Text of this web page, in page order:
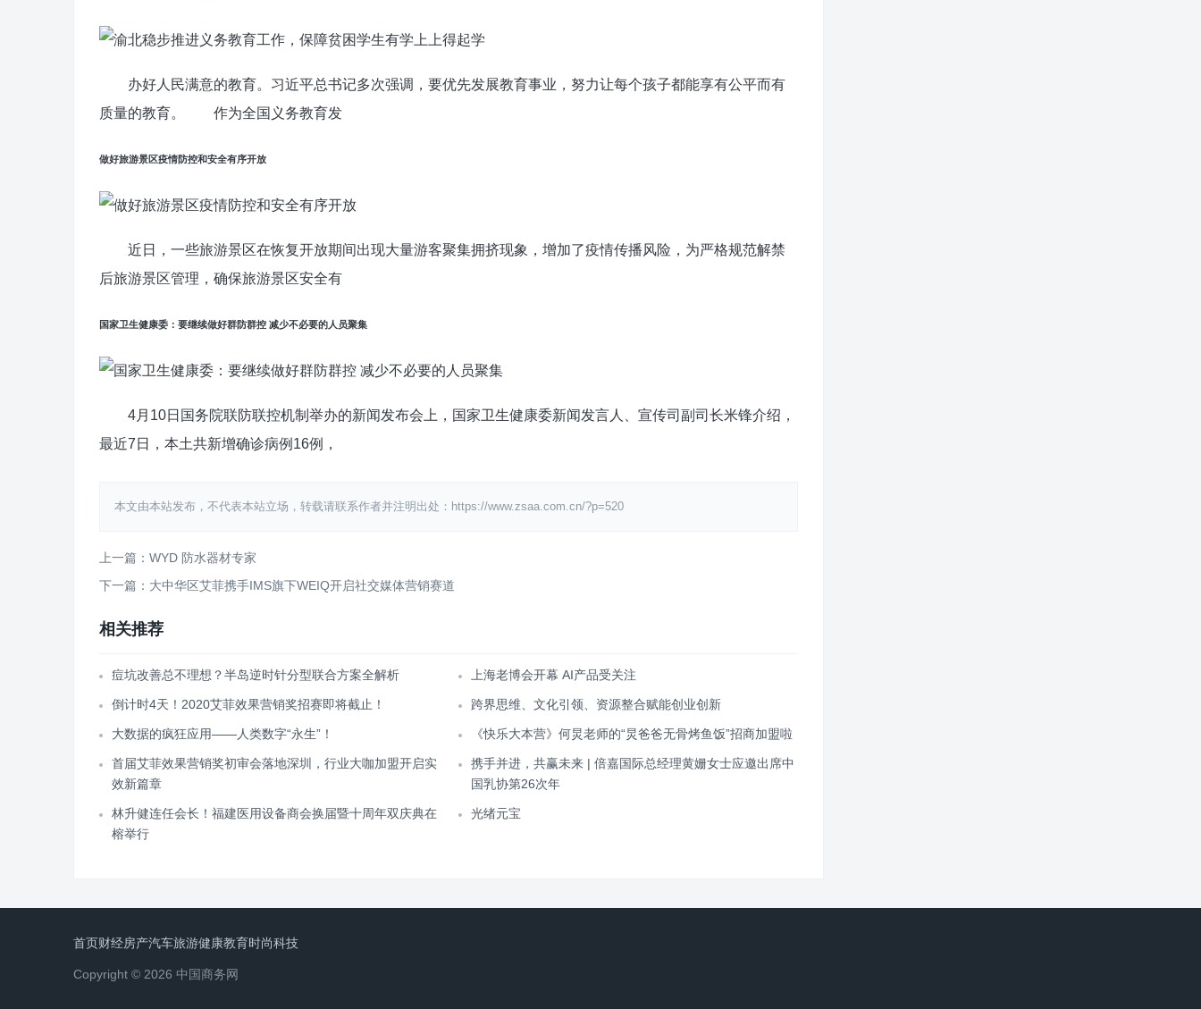
办好人民满意的教育。习近平总书记多次强调，要优先发展教育事业，努力让每个孩子都能享有公平而有
质量的教育。 作为全国义务教育发
做好旅游景区疫情防控和安全有序开放
近日，一些旅游景区在恢复开放期间出现大量游客聚集拥挤现象，增加了疫情传播风险，为严格规范解禁
后旅游景区管理，确保旅游景区安全有
国家卫生健康委：要继续做好群防群控 减少不必要的人员聚集
4月10日国务院联防联控机制举办的新闻发布会上，国家卫生健康委新闻发言人、宣传司副司长米锋介绍，
最近7日，本土共新增确诊病例16例，
本文由本站发布，不代表本站立场，转载请联系作者并注明出处：https://www.zsaa.com.cn/?p=520
上一篇：WYD 防水器材专家
下一篇：大中华区艾菲携手IMS旗下WEIQ开启社交媒体营销赛道
相关推荐
痘坑改善总不理想？半岛逆时针分型联合方案全解析 上海老博会开幕 AI产品受关注
倒计时4天！2020艾菲效果营销奖招赛即将截止！ 跨界思维、文化引领、资源整合赋能创业创新
大数据的疯狂应用——人类数字“永生”！ 《快乐大本营》何炅老师的“炅爸爸无骨烤鱼饭”招商加盟啦
首届艾菲效果营销奖初审会落地深圳，行业大咖加盟开启实
效新篇章
携手并进，共赢未来 | 倍嘉国际总经理黄姗女士应邀出席中
国乳协第26次年
林升健连任会长！福建医用设备商会换届暨十周年双庆典在
榕举行
光绪元宝
首页财经房产汽车旅游健康教育时尚科技
Copyright © 2026 中国商务网